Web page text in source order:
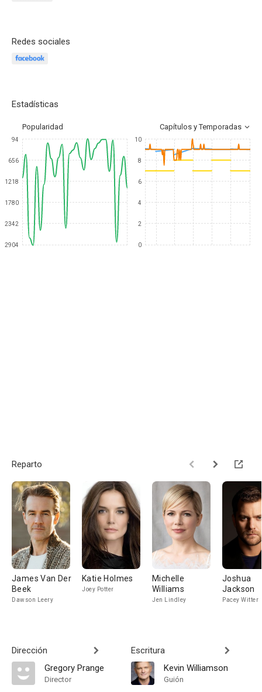
Redes sociales
Estadísticas
Popularidad Capítulos y Temporadas
94
656
1218
1780
2342
2904
10
8
6
4
2
0
Reparto
James Van Der
Beek
Dawson Leery
Katie Holmes
Joey Potter
Michelle
Williams
Jen Lindley
Joshua
Jackson
Pacey Witter
Dirección
Gregory Prange
Director
Escritura
Kevin Williamson
Guión